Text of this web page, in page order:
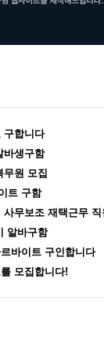
구합니다
바생구함
무원 모집
트 구함
사무보조 재택근무
알바구함
바이트 구인합니다
모집합니다!